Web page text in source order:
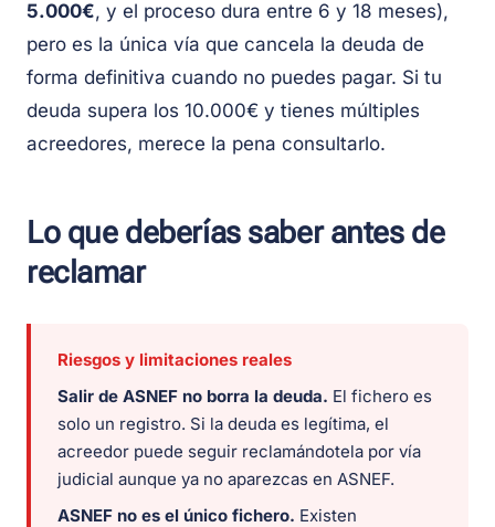
5.000€, y el proceso dura entre 6 y 18 meses),
pero es la única vía que cancela la deuda de
forma definitiva cuando no puedes pagar. Si tu
deuda supera los 10.000€ y tienes múltiples
acreedores, merece la pena consultarlo.
Lo que deberías saber antes de
reclamar
Riesgos y limitaciones reales
Salir de ASNEF no borra la deuda. El fichero es
solo un registro. Si la deuda es legítima, el
acreedor puede seguir reclamándotela por vía
judicial aunque ya no aparezcas en ASNEF.
ASNEF no es el único fichero. Existen